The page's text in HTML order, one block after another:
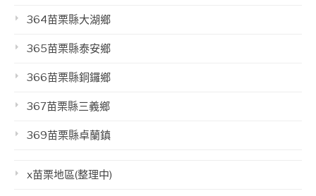
364苗栗縣大湖鄉
365苗栗縣泰安鄉
366苗栗縣銅鑼鄉
367苗栗縣三義鄉
369苗栗縣卓蘭鎮
x苗栗地區(整理中)